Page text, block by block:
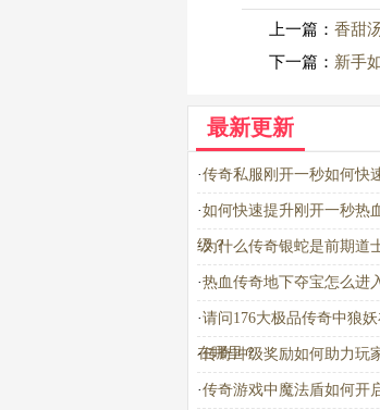
上一篇： 香甜
下一篇： 新手
最新更新
·传奇私服刚开一秒如何快
·如何快速提升刚开一秒热
级？
·为什么传奇银蛇是前期道
·热血传奇地下夺宝怎么进
·请问176大极品传奇中狼
在哪里？
·传奇冲级奖励如何助力玩
·传奇游戏中魔法盾如何开